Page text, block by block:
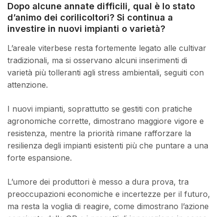
Dopo alcune annate difficili, qual è lo stato
d’animo dei corilicoltori? Si continua a
investire in nuovi impianti o varietà?
L’areale viterbese resta fortemente legato alle cultivar
tradizionali, ma si osservano alcuni inserimenti di
varietà più tolleranti agli stress ambientali, seguiti con
attenzione.
I nuovi impianti, soprattutto se gestiti con pratiche
agronomiche corrette, dimostrano maggiore vigore e
resistenza, mentre la priorità rimane rafforzare la
resilienza degli impianti esistenti più che puntare a una
forte espansione.
L’umore dei produttori è messo a dura prova, tra
preoccupazioni economiche e incertezze per il futuro,
ma resta la voglia di reagire, come dimostrano l’azione